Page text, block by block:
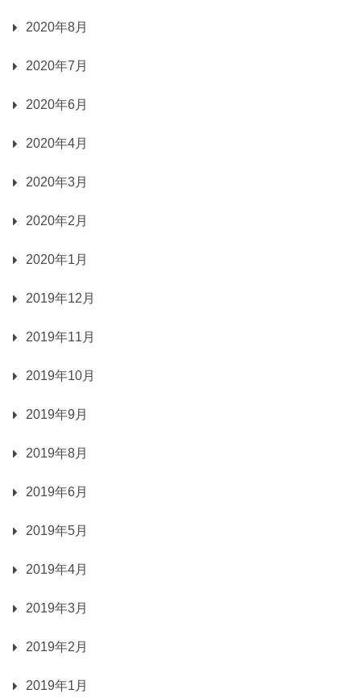
2020年8月
2020年7月
2020年6月
2020年4月
2020年3月
2020年2月
2020年1月
2019年12月
2019年11月
2019年10月
2019年9月
2019年8月
2019年6月
2019年5月
2019年4月
2019年3月
2019年2月
2019年1月